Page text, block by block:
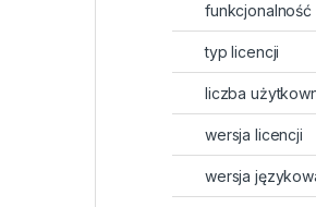
funkcjonalność
typ licencji
liczba
wersja licencji
wersja